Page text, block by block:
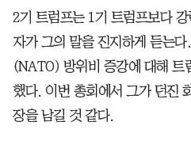
2기 트럼프는 1기 트럼프보다
자가 그의 말을 진지하게 듣는
(NATO) 방위비 증강에 대해 트
했다. 이번 총회에서 그가 던진
장을 남길 것 같다.